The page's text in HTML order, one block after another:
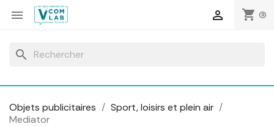
 shopping_cart (0)

search
Objets publicitaires
Sport, loisirs et plein air
Mediator
Panneau de gestion des cookies